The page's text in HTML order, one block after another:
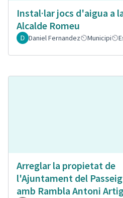
Instal·lar jocs d'aigua a
Alcalde Romeu
Daniel Fernandez Municipi
Arreglar la propietat de
l'Ajuntament del
amb Rambla Antoni